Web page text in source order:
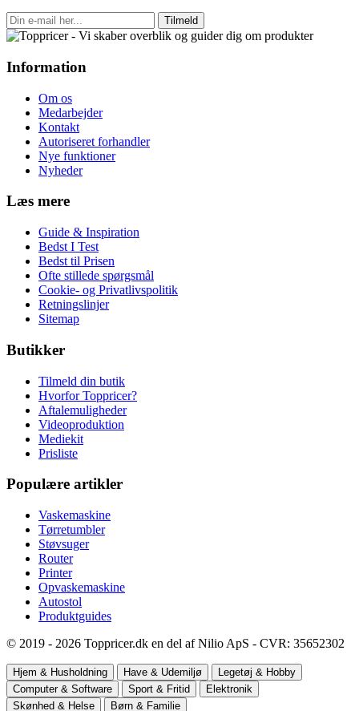
Tilmeld
Information
Om os
Medarbejder
Kontakt
Autoriseret forhandler
Nye funktioner
Nyheder
Læs mere
Guide & Inspiration
Bedst I Test
Bedst til Prisen
Ofte stillede spørgsmål
Cookie- og Privatlivspolitik
Retningslinjer
Sitemap
Butikker
Tilmeld din butik
Hvorfor Toppricer?
Aftalemuligheder
Videoproduktion
Mediekit
Prisliste
Populære artikler
Vaskemaskine
Tørretumbler
Støvsuger
Router
Printer
Opvaskemaskine
Autostol
Produktguides
© 2019 - 2026 Toppricer.dk en del af Nilio ApS - CVR: 35652302
Hjem & Husholdning Have & Udemiljø
Legetøj & Hobby
Computer & Software
Sport & Fritid
Elektronik
Skønhed & Helse
Børn & Familie